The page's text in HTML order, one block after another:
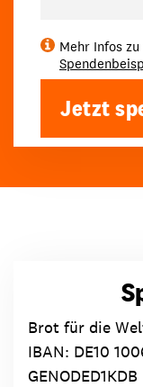
Mehr Infos
Jetzt
Brot für die
IBAN: DE10
GENODED1KDB